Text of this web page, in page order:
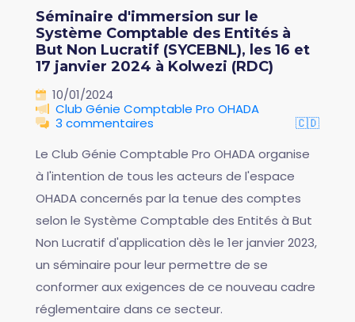
Séminaire d'immersion sur le
Système Comptable des Entités à
But Non Lucratif (SYCEBNL), les 16 et
17 janvier 2024 à Kolwezi (RDC)
10/01/2024
Club Génie Comptable Pro OHADA
3 commentaires
🇨🇩
Le Club Génie Comptable Pro OHADA organise
à l'intention de tous les acteurs de l'espace
OHADA concernés par la tenue des comptes
selon le Système Comptable des Entités à But
Non Lucratif d'application dès le 1er janvier 2023,
un séminaire pour leur permettre de se
conformer aux exigences de ce nouveau cadre
réglementaire dans ce secteur.